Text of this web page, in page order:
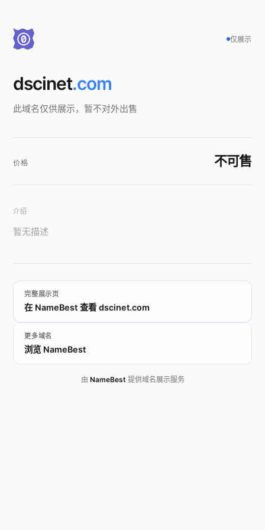
仅展示
dscinet.com
此域名仅供展示，暂不对外出售
价格 不可售
介绍
暂无描述
完整展示页
在 NameBest 查看 dscinet.com
更多域名
浏览 NameBest
由 NameBest 提供域名展示服务